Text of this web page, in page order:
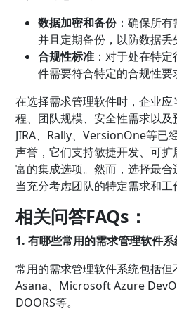
数据加密和备份：确保所有
并且定期备份，以防数据丢
合规性标准 ：对于处在特
件需要符合特定的合规性要
在选择需求管理软件时，企业
程、团队规模、安全性需求以
JIRA、Rally、VersionOne等已
声誉，它们支持敏捷开发、可
富的集成选项。然而，选择最
当充分考虑团队的特定需求和工
相关问答FAQs：
1. 有哪些常用的需求管理软件系
常用的需求管理软件系统包括但
Asana、Microsoft Azure
DOORS等。